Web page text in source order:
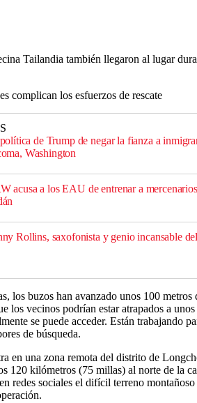
Tailandia también llegaron al lugar
complican los esfuerzos de rescate
de Trump de negar la fianza a
Washington
acusa a los EAU de entrenar a
Rollins, saxofonista y genio incansable
los buzos han avanzado unos 100 metros
los vecinos podrían estar atrapados a
se puede acceder. Están trabajando
de búsqueda.
en una zona remota del distrito de
120 kilómetros (75 millas) al norte de la
redes sociales el difícil terreno